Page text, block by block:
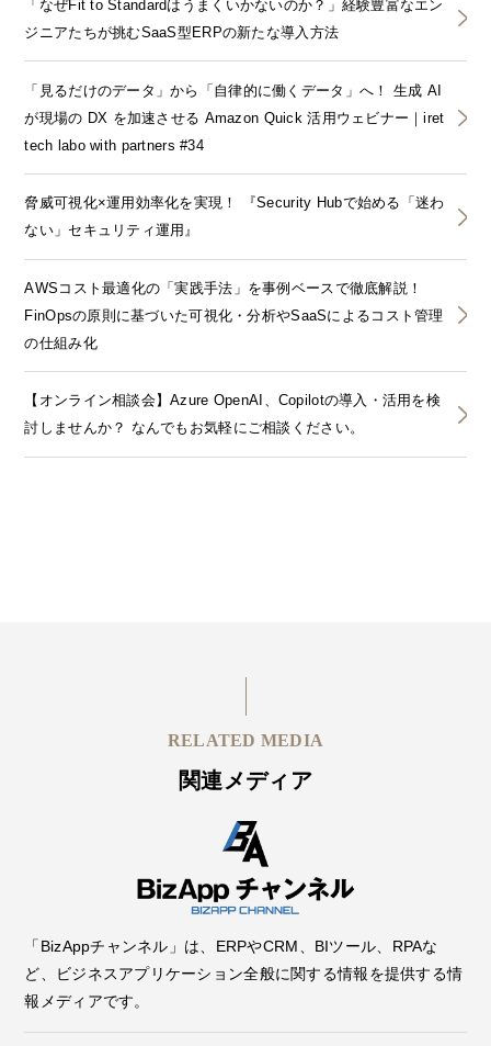
「なぜFit to Standardはうまくいかないのか？」経験豊富なエン
ジニアたちが挑むSaaS型ERPの新たな導入方法
「見るだけのデータ」から「自律的に働くデータ」へ！ 生成 AI
が現場の DX を加速させる Amazon Quick 活用ウェビナー｜iret
tech labo with partners #34
脅威可視化×運用効率化を実現！ 『Security Hubで始める「迷わ
ない」セキュリティ運用』
AWSコスト最適化の「実践手法」を事例ベースで徹底解説！
FinOpsの原則に基づいた可視化・分析やSaaSによるコスト管理
の仕組み化
【オンライン相談会】Azure OpenAI、Copilotの導入・活用を検
討しませんか？ なんでもお気軽にご相談ください。
RELATED MEDIA
関連メディア
「BizAppチャンネル」は、ERPやCRM、BIツール、RPAな
ど、ビジネスアプリケーション全般に関する情報を提供する情
報メディアです。